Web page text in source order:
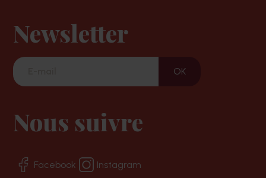
Newsletter
Nous suivre
Facebook Instagram